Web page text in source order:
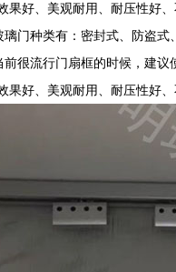
果好、美观耐用、耐压性好、
门种类有：密封式、防盗
很流行门扇框的时候，建
果好、美观耐用、耐压性好、